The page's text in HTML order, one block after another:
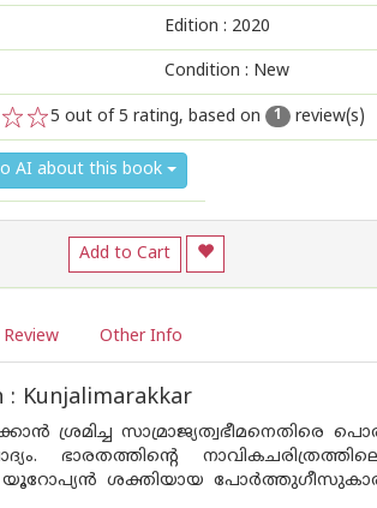
Edition : 2020
Condition : New
5
4
5 out of 5 rating, based on 1 review(s)
AI about this book
Add to Cart
Other Info
: Kunjalimarakkar
ശ്രമിച്ച
ഭാരതത്തിന്റെ
യൂറോപ്യന്‍ ശക്തിയായ